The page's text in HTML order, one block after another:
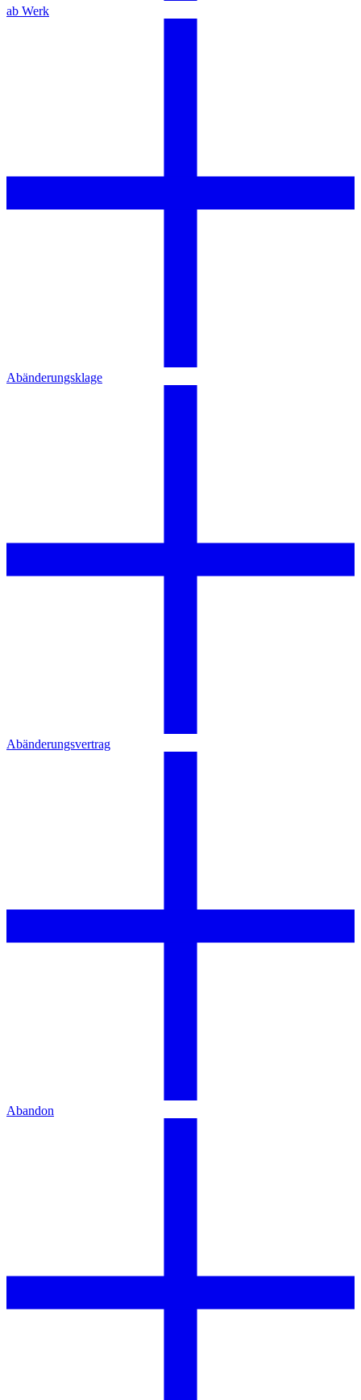
ab Werk
Abänderungsklage
Abänderungsvertrag
Abandon